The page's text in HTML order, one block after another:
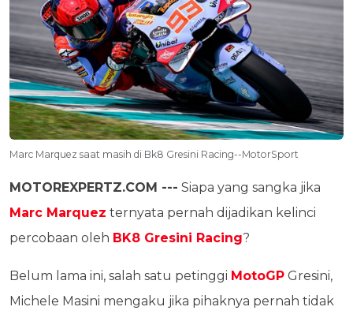
Marc Marquez saat masih di Bk8 Gresini Racing--MotorSport
MOTOREXPERTZ.COM --- Siapa yang sangka jika
Marc Marquez ternyata pernah dijadikan kelinci
percobaan oleh BK8 Gresini Racing?
Belum lama ini, salah satu petinggi MotoGP Gresini,
Michele Masini mengaku jika pihaknya pernah tidak